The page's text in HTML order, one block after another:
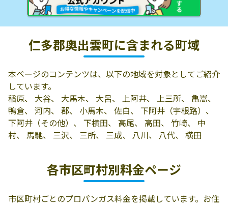
仁多郡奥出雲町に含まれる町域
本ページのコンテンツは、以下の地域を対象としてご紹介
しています。
稲原、 大谷、 大馬木、 大呂、 上阿井、 上三所、 亀嵩、
鴨倉、 河内、 郡、 小馬木、 佐白、 下阿井（宇根路）、
下阿井（その他）、 下横田、 高尾、 高田、 竹崎、 中
村、 馬馳、 三沢、 三所、 三成、 八川、 八代、 横田
各市区町村別料金ページ
市区町村ごとのプロパンガス料金を掲載しています。お住